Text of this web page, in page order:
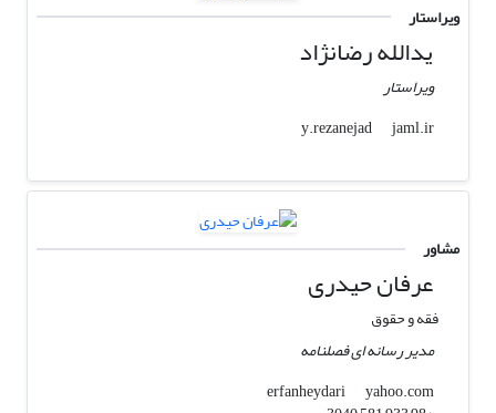
ویراستار
یدالله رضانژاد
ویراستار
y.rezanejad
jaml.ir
مشاور
عرفان حیدری
فقه و حقوق
مدیر رسانه ای فصلنامه
erfanheydari
yahoo.com